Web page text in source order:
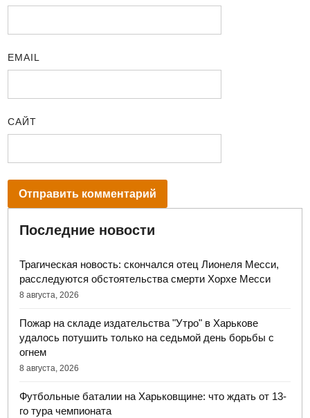
EMAIL
САЙТ
Последние новости
Трагическая новость: скончался отец Лионеля Месси,
расследуются обстоятельства смерти Хорхе Месси
8 августа, 2026
Пожар на складе издательства "Утро" в Харькове
удалось потушить только на седьмой день борьбы с
огнем
8 августа, 2026
Футбольные баталии на Харьковщине: что ждать от 13-
го тура чемпионата